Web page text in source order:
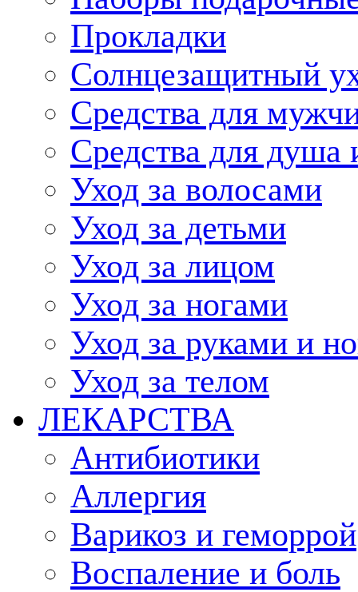
Прокладки
Солнцезащитный
Средства для
Средства для душа
Уход за волосами
Уход за детьми
Уход за лицом
Уход за ногами
Уход за руками и
Уход за телом
ЛЕКАРСТВА
Антибиотики
Аллергия
Варикоз и геморрой
Воспаление и боль